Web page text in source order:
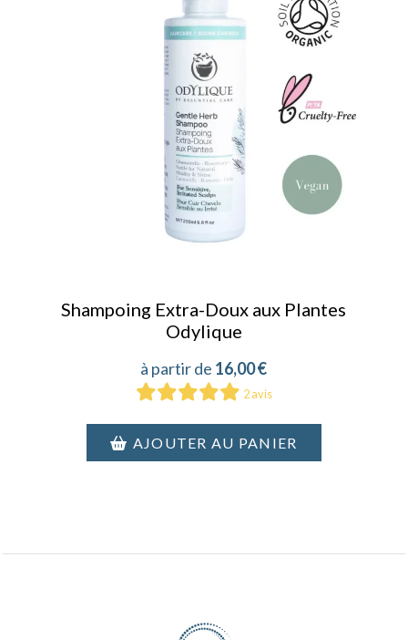
Shampoing Extra-Doux aux Plantes
Odylique
16,00€
2 avis
AJOUTER AU PANIER